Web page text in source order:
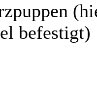
befestigt)